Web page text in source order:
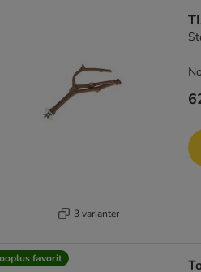
3 varianter
favorit